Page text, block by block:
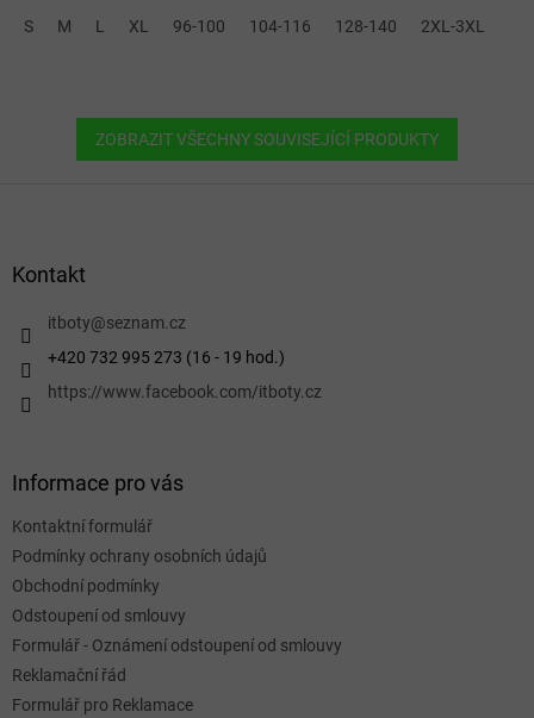
S M L XL 96-100 104-116 128-140 2XL-3XL
ZOBRAZIT VŠECHNY SOUVISEJÍCÍ PRODUKTY
Kontakt
itboty@seznam.cz
+420 732 995 273 (16 - 19 hod.)
https://www.facebook.com/itboty.cz
Informace pro vás
Kontaktní formulář
Podmínky ochrany osobních údajů
Obchodní podmínky
Odstoupení od smlouvy
Formulář - Oznámení odstoupení od smlouvy
Reklamační řád
Formulář pro Reklamace